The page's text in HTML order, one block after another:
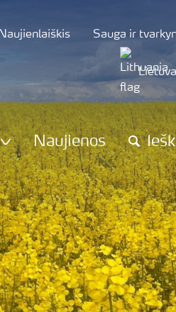
Naujienlaiškis Sauga ir
Lietuva
Naujienos